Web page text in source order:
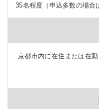
35名程度（申込多数の場合
京都市内に在住または在